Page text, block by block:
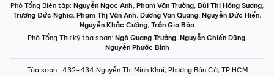
Phó Tổng Biên tập: Nguyễn Ngọc Anh, Phạm Văn Trường, Bùi Thị Hồng Sương,
Trương Đức Nghĩa, Phạm Thị Vân Anh, Dương Văn Quang, Nguyễn Đức Hiển,
Nguyễn Khắc Cường, Trần Gia Bảo
Phó Tổng Thư ký tòa soạn: Ngô Quang Trưởng, Nguyễn Chiến Dũng,
Nguyễn Phước Bình
Tòa soạn : 432-434 Nguyễn Thị Minh Khai, Phường Bàn Cờ, TP.HCM